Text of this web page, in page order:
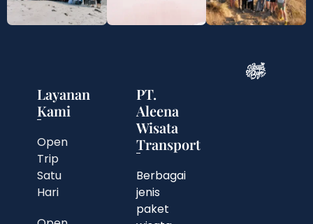
Layanan
Kami
Open
Trip
Satu
Hari
PT.
Aleena
Wisata
Transport
Berbagai
jenis
paket